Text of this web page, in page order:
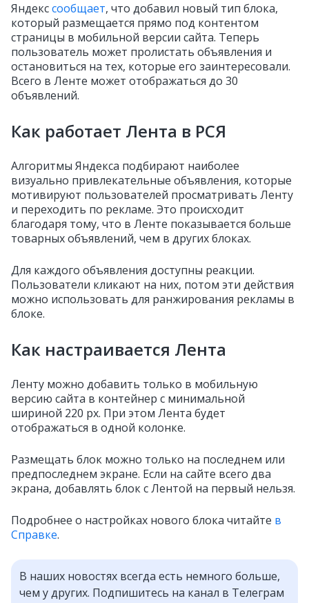
Яндекссообщает, что добавил новый тип блока,
который размещается прямо под контентом
страницы в мобильной версии сайта. Теперь
пользователь может пролистать объявления и
остановиться на тех, которые его заинтересовали.
Всего в Ленте может отображаться до 30
объявлений.
Как работает Лента в РСЯ
Алгоритмы Яндекса подбирают наиболее
визуально привлекательные объявления, которые
мотивируют пользователей просматривать Ленту
и переходить по рекламе. Это происходит
благодаря тому, что в Ленте показывается больше
товарных объявлений, чем в других блоках.
Для каждого объявления доступны реакции.
Пользователи кликают на них, потом эти действия
можно использовать для ранжирования рекламы в
блоке.
Как настраивается Лента
Ленту можно добавить только в мобильную
версию сайта в контейнер с минимальной
шириной 220 px. При этом Лента будет
отображаться в одной колонке.
Размещать блок можно только на последнем или
предпоследнем экране. Если на сайте всего два
экрана, добавлять блок с Лентой на первый нельзя.
Подробнее о настройках нового блока читайте в
Справке.
В наших новостях всегда есть немного больше,
чем у других. Подпишитесь на канал в Телеграм